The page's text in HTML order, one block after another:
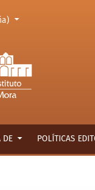
¿Monarquistas
El actual es:
DE POLÍTICAS